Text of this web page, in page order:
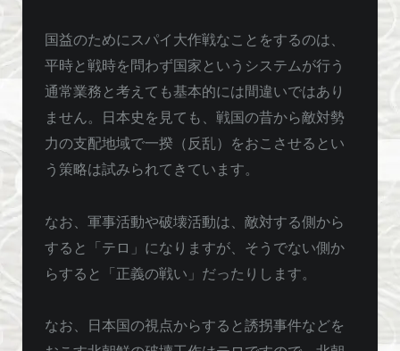
国益のためにスパイ大作戦なことをするのは、
平時と戦時を問わず国家というシステムが行う
通常業務と考えても基本的には間違いではあり
ません。日本史を見ても、戦国の昔から敵対勢
力の支配地域で一揆（反乱）をおこさせるとい
う策略は試みられてきています。
なお、軍事活動や破壊活動は、敵対する側から
すると「テロ」になりますが、そうでない側か
らすると「正義の戦い」だったりします。
なお、日本国の視点からすると誘拐事件などを